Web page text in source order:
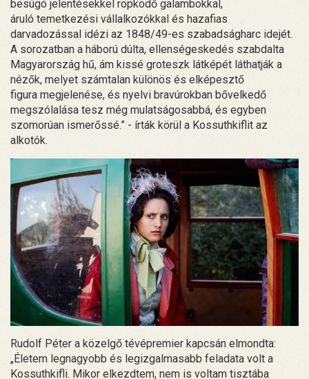
besúgó jelentésekkel röpködő galambokkal,
áruló temetkezési vállalkozókkal és hazafias
darvadozással idézi az 1848/49-es szabadságharc idejét.
A sorozatban a háború dúlta, ellenségeskedés szabdalta
Magyarország hű, ám kissé groteszk látképét láthatják a
nézők, melyet számtalan különös és elképesztő
figura megjelenése, és nyelvi bravúrokban bővelkedő
megszólalása tesz még mulatságosabbá, és egyben
szomorúan ismerőssé.” - írták körül a Kossuthkiflit az
alkotók.
Rudolf Péter a közelgő tévépremier kapcsán elmondta:
„Életem legnagyobb és legizgalmasabb feladata volt a
Kossuthkifli. Mikor elkezdtem, nem is voltam tisztába